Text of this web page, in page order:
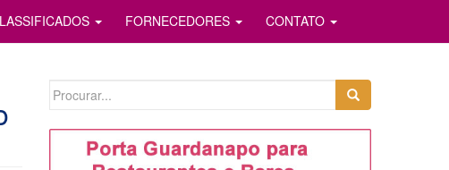
FORNECEDORES CONTATO
Search